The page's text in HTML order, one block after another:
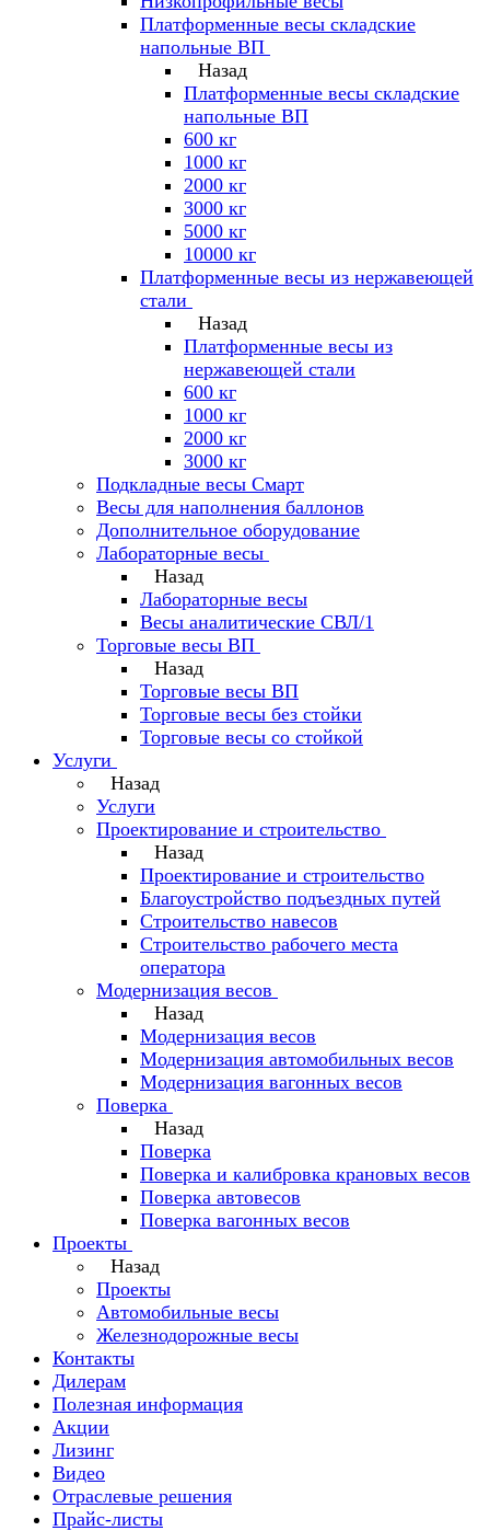
Платформенные весы складские
напольные ВП
Назад
Платформенные весы складские
напольные ВП
600 кг
1000 кг
2000 кг
3000 кг
5000 кг
10000 кг
Платформенные весы из нержавеющей
стали
Назад
Платформенные весы из
нержавеющей стали
600 кг
1000 кг
2000 кг
3000 кг
Подкладные весы Смарт
Весы для наполнения баллонов
Дополнительное оборудование
Лабораторные весы
Назад
Лабораторные весы
Весы аналитические СВЛ/1
Торговые весы ВП
Назад
Торговые весы ВП
Торговые весы без стойки
Торговые весы со стойкой
Услуги
Назад
Услуги
Проектирование и строительство
Назад
Проектирование и строительство
Благоустройство подъездных путей
Строительство навесов
Строительство рабочего места
оператора
Модернизация весов
Назад
Модернизация весов
Модернизация автомобильных весов
Модернизация вагонных весов
Поверка
Назад
Поверка
Поверка и калибровка крановых весов
Поверка автовесов
Поверка вагонных весов
Проекты
Назад
Проекты
Автомобильные весы
Железнодорожные весы
Контакты
Дилерам
Полезная информация
Акции
Лизинг
Видео
Отраслевые решения
Прайс-листы